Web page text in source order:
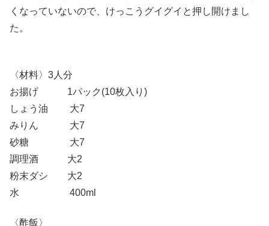
くなっていないので、けっこうグイグイと押し開けまし
た。
〈材料〉3人分
お揚げ 1パック(10枚入り)
しょう油 大7
みりん 大7
砂糖 大7
調理酒 大2
粉末ダシ 大2
水 400ml
〈酢飯〉